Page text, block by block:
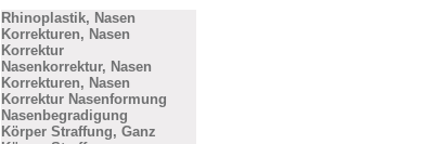
Rhinoplastik, Nasen
Korrekturen, Nasen
Korrektur
Nasenkorrektur, Nasen
Korrekturen, Nasen
Korrektur Nasenformung
Nasenbegradigung
Körper Straffung, Ganz